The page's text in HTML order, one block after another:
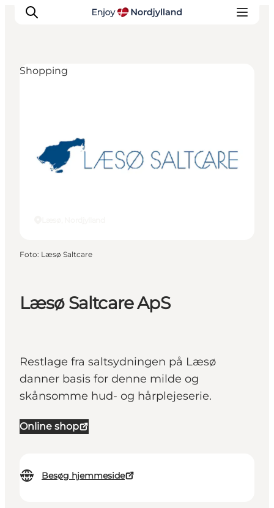
Byer og steder
Guides
Det sker
Læsø Saltcare ApS
Restlage fra saltsydningen på Læsø
danner basis for denne milde og
skånsomme hud- og hårplejeserie.
Online shop
Besøg hjemmeside
Shopping
Foto: Læsø Saltcare